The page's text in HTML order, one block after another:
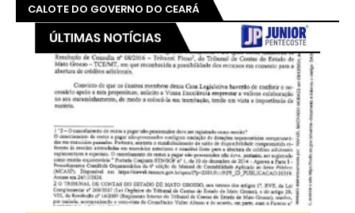
CALOTE DO GOVERNO DO CEARÁ